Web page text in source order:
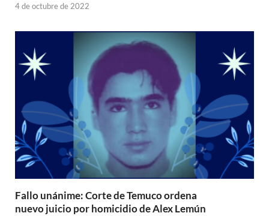
4 de octubre de 2022
Fallo unánime: Corte de Temuco ordena
nuevo juicio por homicidio de Alex Lemún